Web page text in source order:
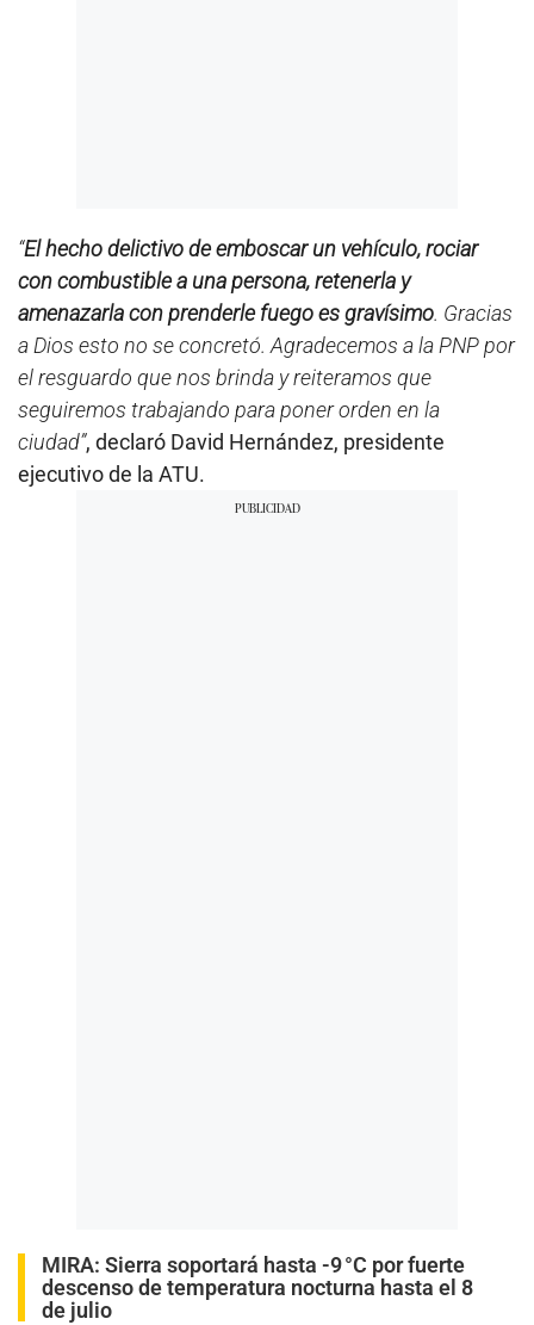
“El hecho delictivo de emboscar un vehículo, rociar
con combustible a una persona, retenerla y
amenazarla con prenderle fuego es gravísimo. Gracias
a Dios esto no se concretó. Agradecemos a la PNP por
el resguardo que nos brinda y reiteramos que
seguiremos trabajando para poner orden en la
ciudad”, declaró David Hernández, presidente
ejecutivo de la ATU.
MIRA: Sierra soportará hasta -9 °C por fuerte
descenso de temperatura nocturna hasta el 8
de julio